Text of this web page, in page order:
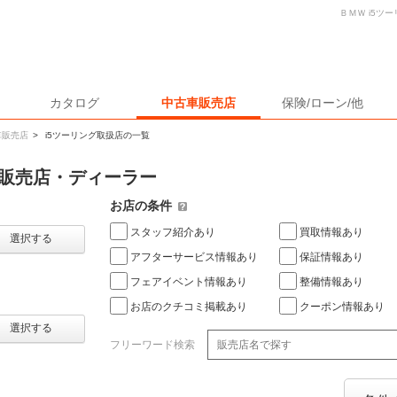
カタログ 中古車販売店 保険/ローン/他
販売店 > i5ツーリング取扱店の一覧
ＢＭＷ i5ツー
売店・ディーラー
選択する
選択する
お店の条件
スタッフ紹介あり
アフターサービス情報あり
フェアイベント情報あり
お店のクチコミ掲載あり
買取情報あり
保証情報あり
整備情報あり
クーポン情報あり
フリーワード検索